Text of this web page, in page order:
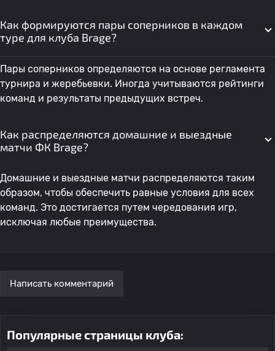
Как формируются пары соперников в каждом
туре для клуба Brage?
Пары соперников определяются на основе регламента
турнира и жеребьевки. Иногда учитываются рейтинги
команд и результаты предыдущих встреч.
Как распределяются домашние и выездные
матчи ФК Brage?
Домашние и выездные матчи распределяются таким
образом, чтобы обеспечить равные условия для всех
команд. Это достигается путем чередования игр,
исключая любые преимущества.
Написать комментарий
Популярные страницы клуба: